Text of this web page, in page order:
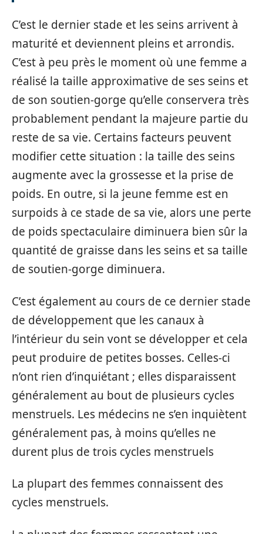
C’est le dernier stade et les seins arrivent à
maturité et deviennent pleins et arrondis.
C’est à peu près le moment où une femme a
réalisé la taille approximative de ses seins et
de son soutien-gorge qu’elle conservera très
probablement pendant la majeure partie du
reste de sa vie. Certains facteurs peuvent
modifier cette situation : la taille des seins
augmente avec la grossesse et la prise de
poids. En outre, si la jeune femme est en
surpoids à ce stade de sa vie, alors une perte
de poids spectaculaire diminuera bien sûr la
quantité de graisse dans les seins et sa taille
de soutien-gorge diminuera.
C’est également au cours de ce dernier stade
de développement que les canaux à
l’intérieur du sein vont se développer et cela
peut produire de petites bosses. Celles-ci
n’ont rien d’inquiétant ; elles disparaissent
généralement au bout de plusieurs cycles
menstruels. Les médecins ne s’en inquiètent
généralement pas, à moins qu’elles ne
durent plus de trois cycles menstruels
La plupart des femmes connaissent des
cycles menstruels.